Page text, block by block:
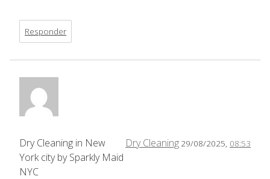
Responder
Dry Cleaning 29/08/2025, 08:53
Dry Cleaning in New
York city by Sparkly Maid
NYC